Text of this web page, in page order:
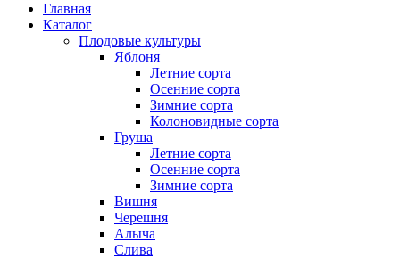
Главная
Каталог
Плодовые культуры
Яблоня
Летние сорта
Осенние сорта
Зимние сорта
Колоновидные сорта
Груша
Летние сорта
Осенние сорта
Зимние сорта
Вишня
Черешня
Алыча
Слива